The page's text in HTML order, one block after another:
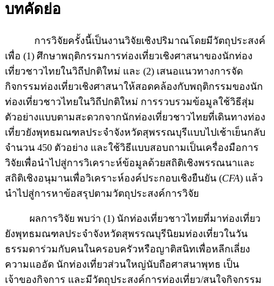
บทคัดย่อ
การวิจัยครั้งนี้เป็นงานวิจัยเชิงปริมาณโดยมีวัตถุประสงค์
เพื่อ (1) ศึกษาพฤติกรรมการท่องเที่ยวเชิงศาสนาของนักท่อง
เที่ยวชาวไทยในวิถีปกติใหม่ และ (2) เสนอแนวทางการจัด
กิจกรรมท่องเที่ยวเชิงศาสนาให้สอดคล้องกับพฤติกรรมของนัก
ท่องเที่ยวชาวไทยในวิถีปกติใหม่ การรวบรวมข้อมูลใช้วิธีสุ่ม
ตัวอย่างแบบตามสะดวกจากนักท่องเที่ยวชาวไทยที่เดินทางท่อง
เที่ยวยังพุทธมณฑลประจำจังหวัดสุพรรณบุรีแบบไปเช้าเย็นกลับ
จำนวน 450 ตัวอย่าง และใช้วิธีแบบสอบถามเป็นเครื่องมือการ
วิจัยเพื่อนำไปสู่การวิเคราะห์ข้อมูลด้วยสถิติเชิงพรรณนาและ
สถิติเชิงอนุมานเพื่อวิเคราะห์องค์ประกอบเชิงยืนยัน (CFA) แล้ว
นำไปสู่การหาข้อสรุปตามวัตถุประสงค์การวิจัย
ผลการวิจัย พบว่า (1) นักท่องเที่ยวชาวไทยที่มาท่องเที่ยว
ยังพุทธมณฑลประจำจังหวัดสุพรรณบุรีนิยมท่องเที่ยวในวัน
ธรรมดาร่วมกับคนในครอบครัวหรือญาติสนิทเพื่อหลีกเลี่ยง
ความแออัด นักท่องเที่ยวส่วนใหญ่นับถือศาสนาพุทธ เป็น
เจ้าของกิจการ และมีวัตถุประสงค์การท่องเที่ยว/สนใจกิจกรรม